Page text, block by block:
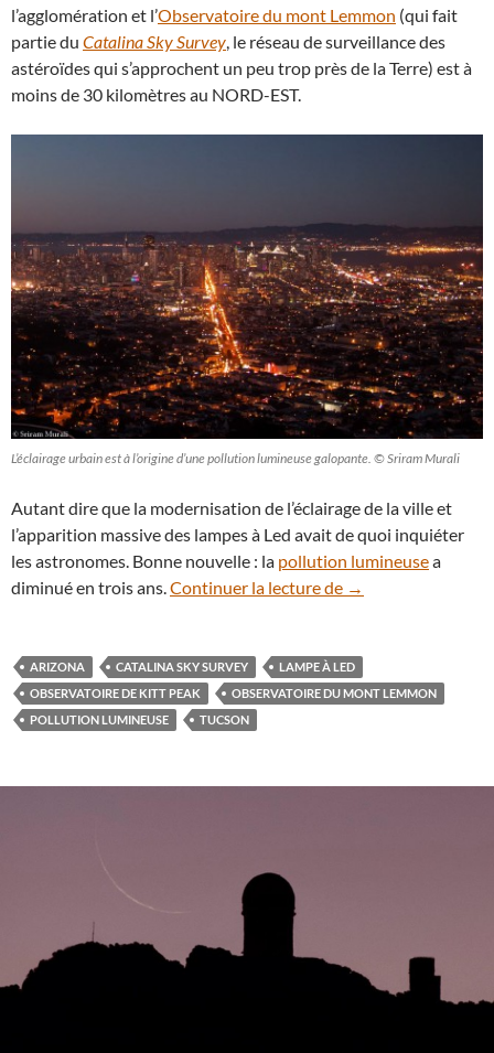
l’agglomération et l’Observatoire du mont Lemmon (qui fait
partie du Catalina Sky Survey, le réseau de surveillance des
astéroïdes qui s’approchent un peu trop près de la Terre) est à
moins de 30 kilomètres au NORD-EST.
L’éclairage urbain est à l’origine d’une pollution lumineuse galopante. © Sriram Murali
Autant dire que la modernisation de l’éclairage de la ville et
l’apparition massive des lampes à Led avait de quoi inquiéter
les astronomes. Bonne nouvelle : la pollution lumineusea
diminué en trois ans.Continuer la lecture de Tucson, la ville qui
→
ARIZONA CATALINA SKY SURVEY
LAMPE À LED
OBSERVATOIRE DE KITT PEAK
OBSERVATOIRE DU MONT LEMMON
POLLUTION LUMINEUSE
TUCSON